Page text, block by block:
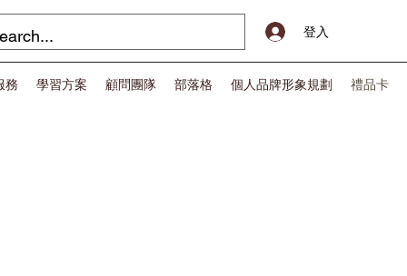
登入
務 學習方案 顧問團隊 部落格 個人品牌形象規劃 禮品卡